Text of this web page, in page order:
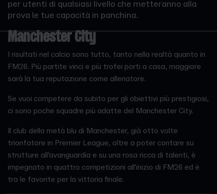
per utenti di qualsiasi livello che metteranno alla
prova le tue capacità in panchina.
Manchester City
I risultati nel calcio sono tutto, tanto nella realtà quanto in
FM26. Più partite vinci e più trofei porti a casa, maggiore
sarà la tua reputazione come allenatore.
Se vuoi competere da subito per gli obiettivi più prestigiosi,
ci sono poche squadre più adatte del Manchester City.
Il club della metà blu di Manchester, già otto volte
trionfatore in Premier League, oltre a poter contare su
strutture all'avanguardia e su una rosa ricca di talenti, è
impegnato in quattro competizioni all'inizio di FM26 ed è
tra le favorite per la vittoria finale.